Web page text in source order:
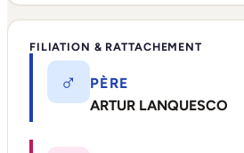
FILIATION & RATTACHEMENT
♂
PÈRE
ARTUR LANQUESCO